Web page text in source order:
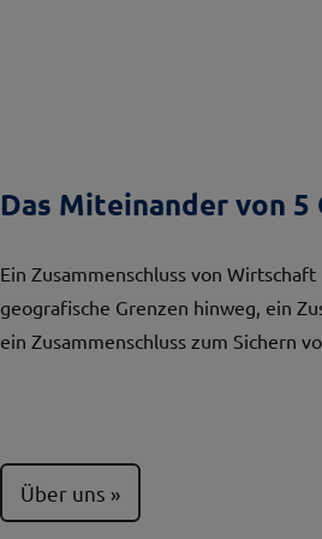
Das Miteinander von
Ein Zusammenschluss von
geografische Grenzen hinweg, ein
ein Zusammenschluss zum Sichern
Über uns